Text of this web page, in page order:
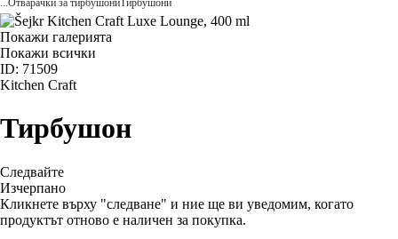
...Отварачки за тирбушониТирбушони
Покажи галерията
Покажи всички
ID: 71509
Kitchen Craft
Тирбушон
Следвайте
Изчерпанo
Кликнете върху "следване" и ние ще ви уведомим, когато
продуктът отново е наличен за покупка.